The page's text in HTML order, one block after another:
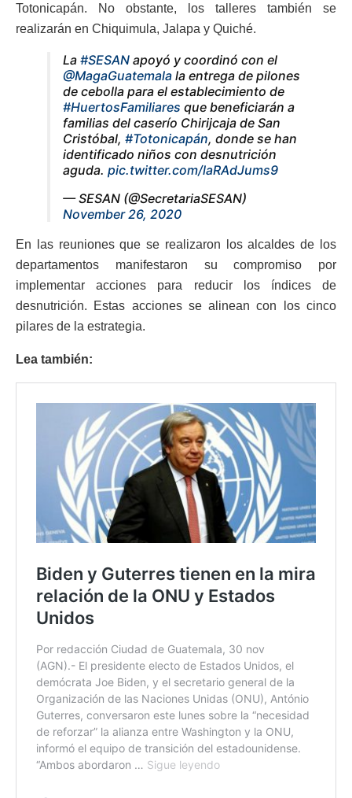
Totonicapán. No obstante, los talleres también se
realizarán en Chiquimula, Jalapa y Quiché.
La #SESAN apoyó y coordinó con el
@MagaGuatemala la entrega de pilones
de cebolla para el establecimiento de
#HuertosFamiliares que beneficiarán a
familias del caserío Chirijcaja de San
Cristóbal, #Totonicapán, donde se han
identificado niños con desnutrición
aguda. pic.twitter.com/laRAdJums9
— SESAN (@SecretariaSESAN)
November 26, 2020
En las reuniones que se realizaron los alcaldes de los
departamentos manifestaron su compromiso por
implementar acciones para reducir los índices de
desnutrición. Estas acciones se alinean con los cinco
pilares de la estrategia.
Lea también: